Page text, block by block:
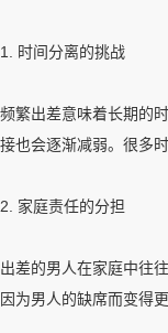
1. 时间分离的挑战
频繁出差意味着长期的
接也会逐渐减弱。很多
2. 家庭责任的分担
出差的男人在家庭中往
因为男人的缺席而变得